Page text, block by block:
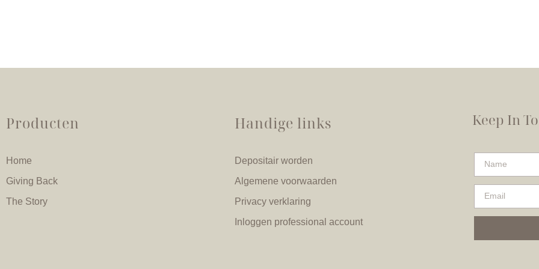
Producten
Home
Giving Back
The Story
Handige links
Depositair worden
Algemene voorwaarden
Privacy verklaring
Inloggen professional account
Keep In